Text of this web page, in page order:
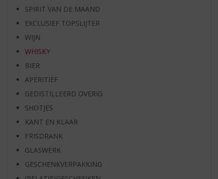
SPIRIT VAN DE MAAND
EXCLUSIEF TOPSLIJTER
WIJN
WHISKY
BIER
APERITIEF
GEDISTILLEERD OVERIG
SHOTJES
KANT EN KLAAR
FRISDRANK
GLASWERK
GESCHENKVERPAKKING